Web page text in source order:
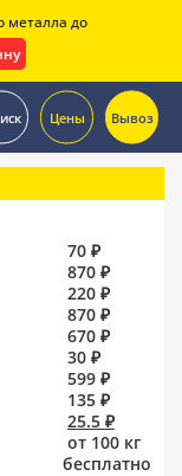
Цены Вывоз
70 ₽
870 ₽
220 ₽
870 ₽
670 ₽
30 ₽
599 ₽
135 ₽
25.5 ₽
от 100 кг
бесплатно
металла до